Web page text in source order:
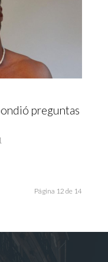
preguntas
Página 12 de 14